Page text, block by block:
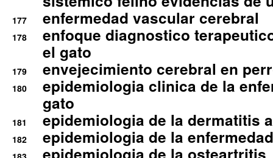
177 enfermedad vascular cerebral
178
enfoque diagnostico
el gato
179 envejecimiento cerebral en
180
epidemiologia clinica de la
gato
181 epidemiologia de la dermatitis
182 epidemiologia de la
epidemiologia de la osteartritis